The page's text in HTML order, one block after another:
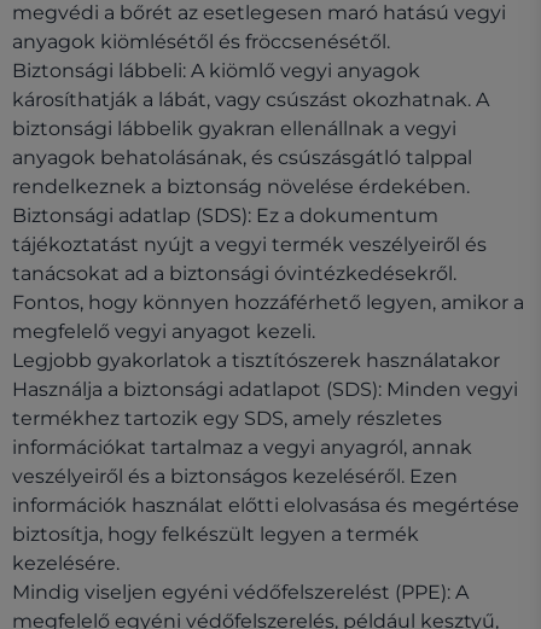
megvédi a bőrét az esetlegesen maró hatású vegyi
anyagok kiömlésétől és fröccsenésétől.
Biztonsági lábbeli: A kiömlő vegyi anyagok
károsíthatják a lábát, vagy csúszást okozhatnak. A
biztonsági lábbelik gyakran ellenállnak a vegyi
anyagok behatolásának, és csúszásgátló talppal
rendelkeznek a biztonság növelése érdekében.
Biztonsági adatlap (SDS): Ez a dokumentum
tájékoztatást nyújt a vegyi termék veszélyeiről és
tanácsokat ad a biztonsági óvintézkedésekről.
Fontos, hogy könnyen hozzáférhető legyen, amikor a
megfelelő vegyi anyagot kezeli.
Legjobb gyakorlatok a tisztítószerek használatakor
Használja a biztonsági adatlapot (SDS): Minden vegyi
termékhez tartozik egy SDS, amely részletes
információkat tartalmaz a vegyi anyagról, annak
veszélyeiről és a biztonságos kezeléséről. Ezen
információk használat előtti elolvasása és megértése
biztosítja, hogy felkészült legyen a termék
kezelésére.
Mindig viseljen egyéni védőfelszerelést (PPE): A
megfelelő egyéni védőfelszerelés, például kesztyű,